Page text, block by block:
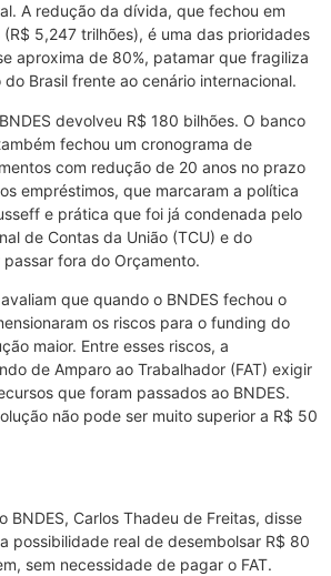
A redução da dívida, que fechou em
(R$ 5,247 trilhões), é uma das prioridades
aproxima de 80%, patamar que fragiliza
Brasil frente ao cenário internacional.
devolveu R$ 180 bilhões. O banco
fechou um cronograma de
com redução de 20 anos no prazo
empréstimos, que marcaram a política
e prática que foi já condenada pelo
de Contas da União (TCU) e do
fora do Orçamento.
que quando o BNDES fechou o
os riscos para o funding do
maior. Entre esses riscos, a
de Amparo ao Trabalhador (FAT) exigir
que foram passados ao BNDES.
não pode ser muito superior a R$ 50
BNDES, Carlos Thadeu de Freitas, disse
possibilidade real de desembolsar R$ 80
sem necessidade de pagar o FAT.